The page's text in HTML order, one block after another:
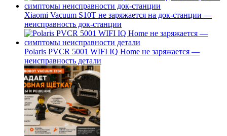
Xiaomi Vacuum S10T не заряжается на док-станции —
неисправность док-станции
Polaris PVCR 5001 WIFI IQ Home не заряжается —
неисправность детали